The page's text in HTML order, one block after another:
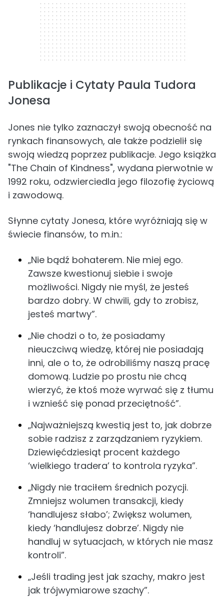
Publikacje i Cytaty Paula Tudora
Jonesa
Jones nie tylko zaznaczył swoją obecność na
rynkach finansowych, ale także podzielił się
swoją wiedzą poprzez publikacje. Jego książka
"The Chain of Kindness", wydana pierwotnie w
1992 roku, odzwierciedla jego filozofię życiową
i zawodową.
Słynne cytaty Jonesa, które wyróżniają się w
świecie finansów, to m.in.:
„Nie bądź bohaterem. Nie miej ego.
Zawsze kwestionuj siebie i swoje
możliwości. Nigdy nie myśl, że jesteś
bardzo dobry. W chwili, gdy to zrobisz,
jesteś martwy”.
„Nie chodzi o to, że posiadamy
nieuczciwą wiedzę, której nie posiadają
inni, ale o to, że odrobiliśmy naszą pracę
domową. Ludzie po prostu nie chcą
wierzyć, że ktoś może wyrwać się z tłumu
i wznieść się ponad przeciętność”.
„Najważniejszą kwestią jest to, jak dobrze
sobie radzisz z zarządzaniem ryzykiem.
Dziewięćdziesiąt procent każdego
‘wielkiego tradera’ to kontrola ryzyka”.
„Nigdy nie traciłem średnich pozycji.
Zmniejsz wolumen transakcji, kiedy
‘handlujesz słabo’; Zwiększ wolumen,
kiedy ‘handlujesz dobrze’. Nigdy nie
handluj w sytuacjach, w których nie masz
kontroli”.
„Jeśli trading jest jak szachy, makro jest
jak trójwymiarowe szachy”.